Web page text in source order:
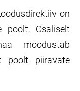
on
poolt. Osaliselt
moodustab
poolt piiravate